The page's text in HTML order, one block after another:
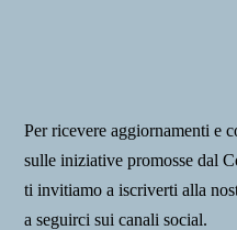
Per ricevere aggiornamenti e
sulle iniziative promosse dal
ti invitiamo a iscriverti alla
a seguirci sui canali social.